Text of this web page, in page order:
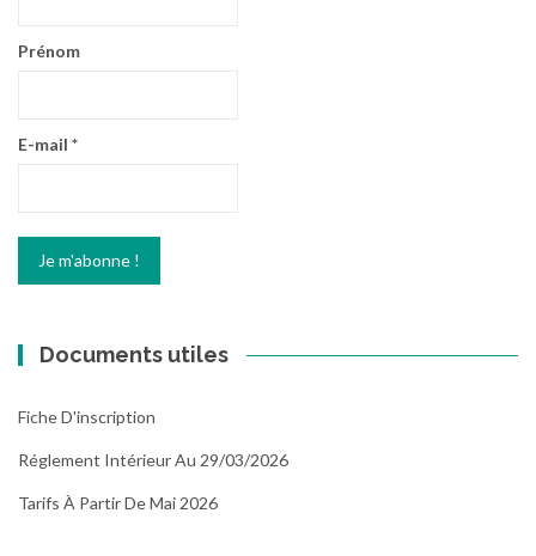
Prénom
E-mail *
Documents utiles
Fiche D'inscription
Réglement Intérieur Au 29/03/2026
Tarifs À Partir De Mai 2026